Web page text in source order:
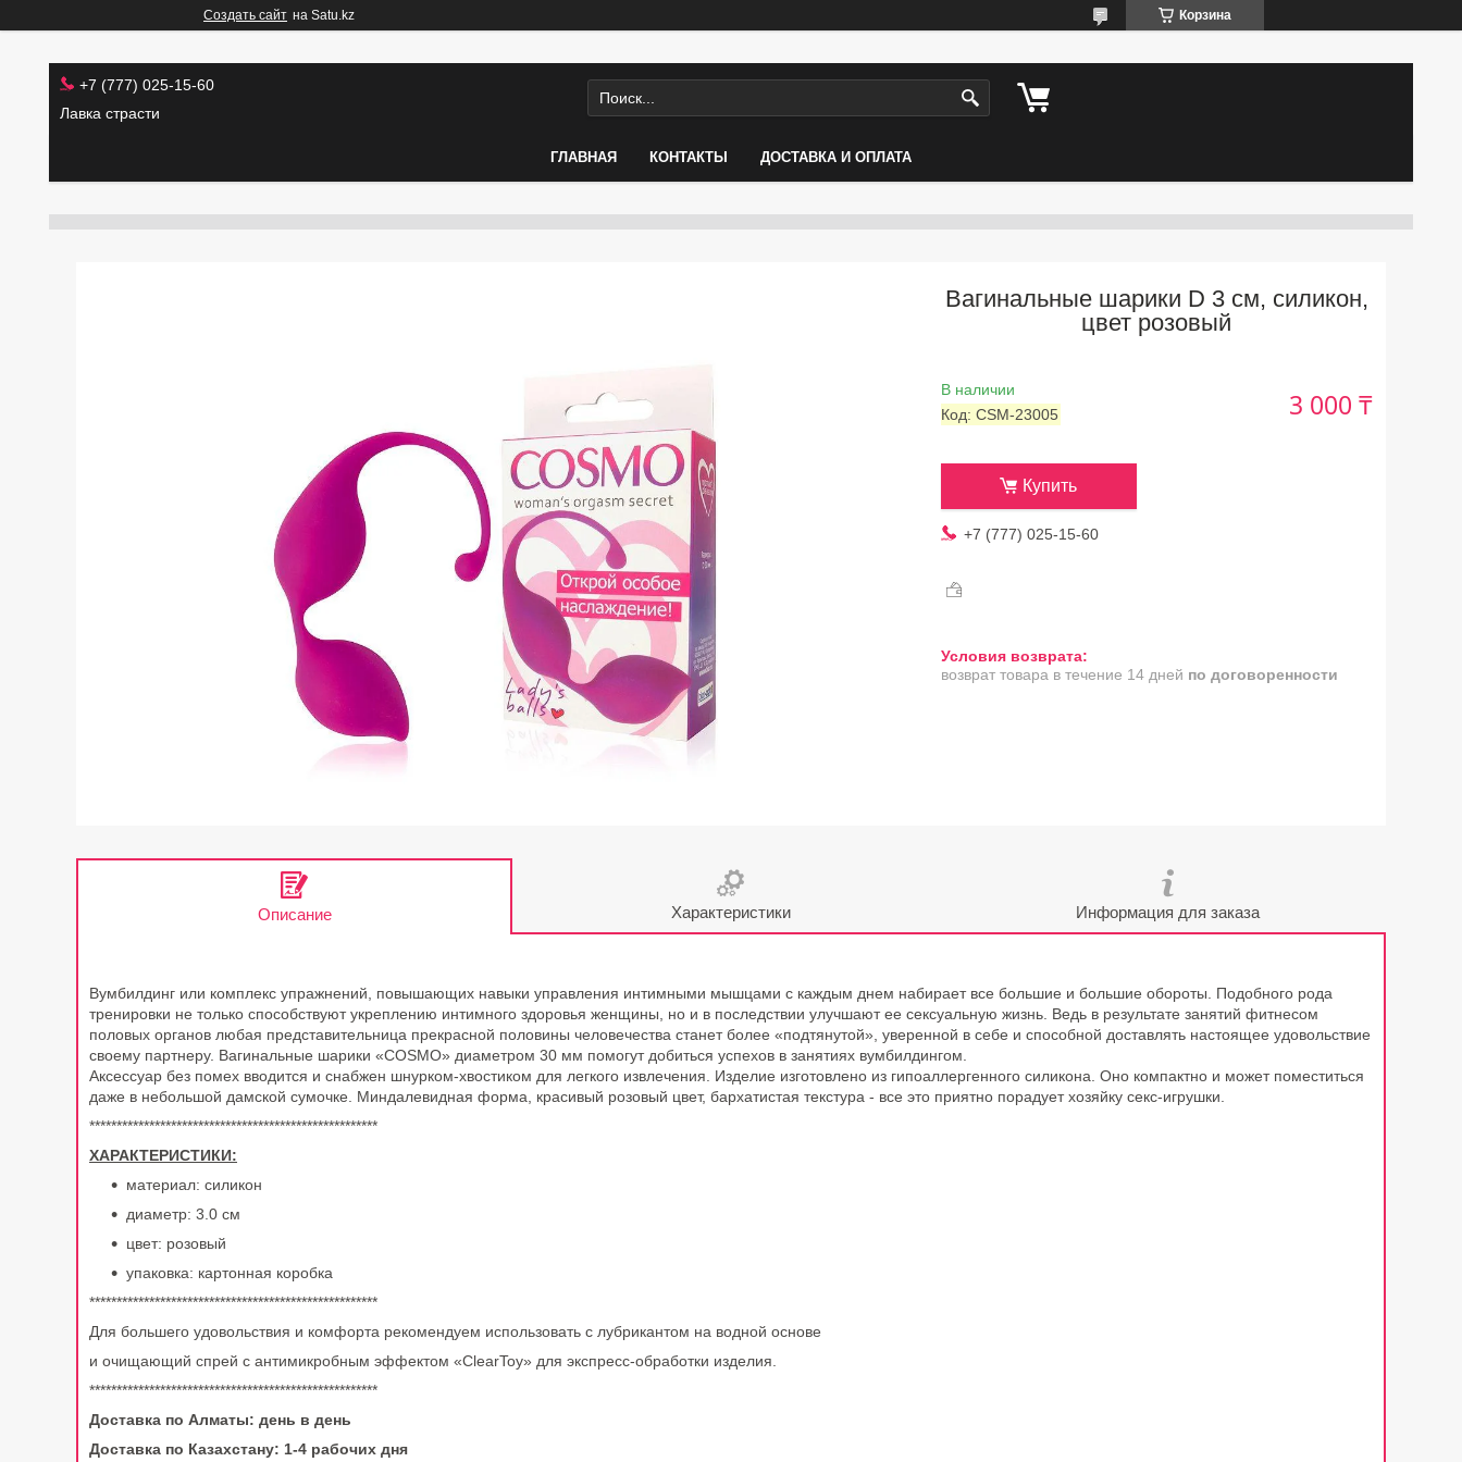
Создать сайт на Satu.kz Корзина
+7 (777) 025-15-60
Лавка страсти
ГЛАВНАЯ КОНТАКТЫ ДОСТАВКА И ОПЛАТА
Вагинальные шарики D 3 см, силикон,
цвет розовый
В наличии
Код: CSM-23005 3 000 ₸
Купить
+7 (777) 025-15-60
возврат товара в течение 14 дней по договоренности
Описание Характеристики Информация для заказа
Вумбилдинг или комплекс упражнений, повышающих навыки управления интимными мышцами с каждым днем набирает все большие и большие обороты. Подобного рода
тренировки не только способствуют укреплению интимного здоровья женщины, но и в последствии улучшают ее сексуальную жизнь. Ведь в результате занятий фитнесом
половых органов любая представительница прекрасной половины человечества станет более «подтянутой», уверенной в себе и способной доставлять настоящее удовольствие
своему партнеру. Вагинальные шарики «COSMO» диаметром 30 мм помогут добиться успехов в занятиях вумбилдингом.
Аксессуар без помех вводится и снабжен шнурком-хвостиком для легкого извлечения. Изделие изготовлено из гипоаллергенного силикона. Оно компактно и может поместиться
даже в небольшой дамской сумочке. Миндалевидная форма, красивый розовый цвет, бархатистая текстура - все это приятно порадует хозяйку секс-игрушки.
*****************************************************
ХАРАКТЕРИСТИКИ:
материал: силикон
диаметр: 3.0 см
цвет: розовый
упаковка: картонная коробка
*****************************************************
Для большего удовольствия и комфорта рекомендуем использовать с лубрикантом на водной основе
и очищающий спрей с антимикробным эффектом «ClearToy» для экспресс-обработки изделия.
*****************************************************
Доставка по Алматы: день в день
Доставка по Казахстану: 1-4 рабочих дня